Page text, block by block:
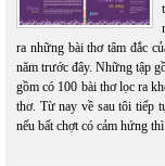
ra những bài thơ tâm đắc
năm trước đây. Những tập
gồm có 100 bài thơ lọc ra
thơ. Từ nay về sau tôi tiếp
nếu bất chợt có cảm hứng